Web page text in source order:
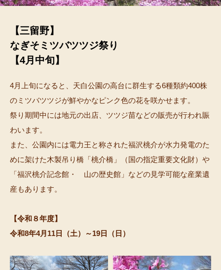
【三留野】
なぎそミツバツツジ祭り
【4月中旬】
4月上旬になると、天白公園の高台に群生する6種類約400株
のミツバツツジが鮮やかなピンク色の花を咲かせます。
祭り期間中には地元の出店、ツツジ苗などの販売が行われ賑
わいます。
また、公園内には電力王と称された福沢桃介が水力発電のた
めに架けた木製吊り橋「桃介橋」（国の指定重要文化財）や
「福沢桃介記念館・ 山の歴史館」などの見学可能な産業遺
産もあります。
【令和８年度】
令和8年4月11日（土）～19日（日）